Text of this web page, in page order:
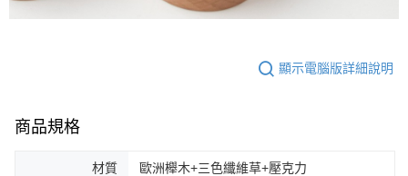
顯示電腦版詳細說明
商品規格
材質 歐洲櫸木+三色纖維草+壓克力